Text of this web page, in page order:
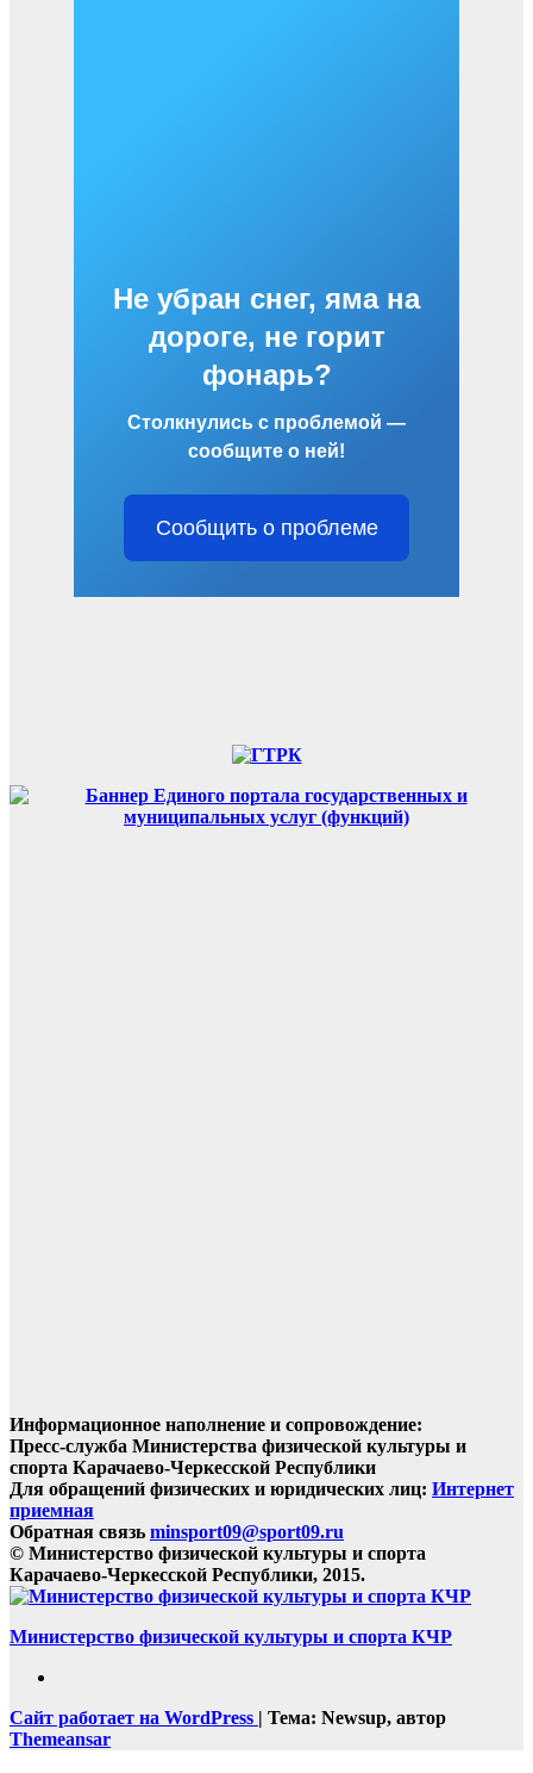
Не убран снег, яма на
дороге, не горит
фонарь?
Столкнулись с проблемой —
сообщите о ней!
Сообщить о проблеме
Информационное наполнение и сопровождение:
Пресс-служба Министерства физической культуры и
спорта Карачаево-Черкесской Республики
Для обращений физических и юридических лиц: Интернет
приемная
Обратная связь minsport09@sport09.ru
© Министерство физической культуры и спорта
Карачаево-Черкесской Республики, 2015.
Министерство физической культуры и спорта КЧР
Сайт работает на WordPress | Тема: Newsup, автор
Themeansar